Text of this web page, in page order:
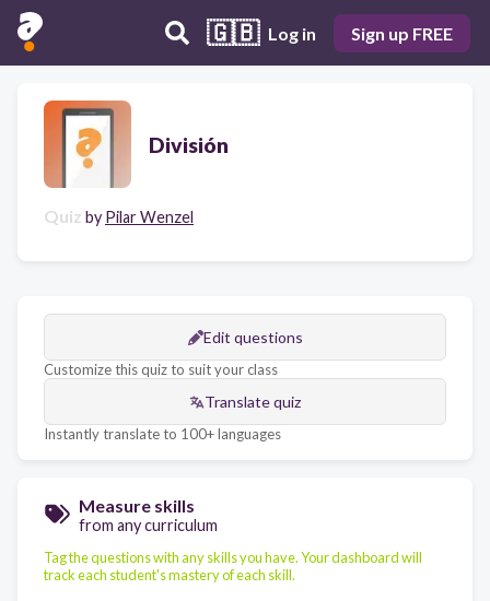
🇬🇧 Log in Sign up FREE
División
Quiz by Pilar Wenzel
Edit questions
Customize this quiz to suit your class
Translate quiz
Instantly translate to 100+ languages
Measure skills
from any curriculum
Tag the questions with any skills you have. Your dashboard will
track each student's mastery of each skill.